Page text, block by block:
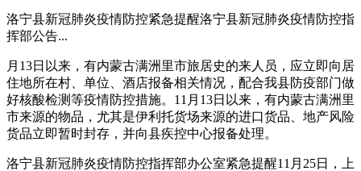
洛宁县新冠肺炎疫情防控紧急提醒洛宁县新冠肺炎疫情防控指
挥部公告...
月13日以来，有内蒙古满洲里市旅居史的来人员，应立即向居
住地所在村、单位、酒店报备相关情况，配合我县防疫部门做
好核酸检测等疫情防控措施。11月13日以来，有内蒙古满洲里
市来源的物品，尤其是伊利托货场来源的进口货品、地产风险
货品立即暂时封存，并向县疾控中心报备处理。
洛宁县新冠肺炎疫情防控指挥部办公室紧急提醒11月25日，上